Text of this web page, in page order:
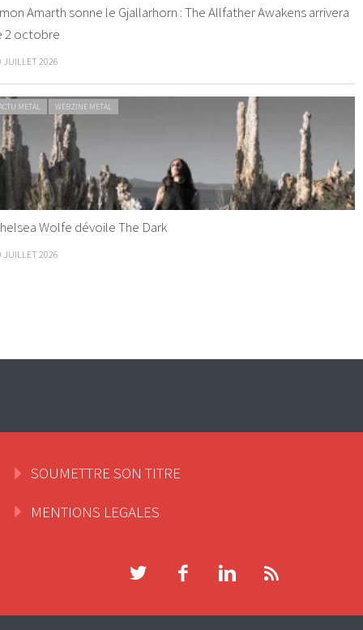
Amarth sonne le Gjallarhorn : The Allfather Awakens arrivera
2 octobre
JUILLET 2026
METAL WEBZINE METAL
Wolfe dévoile The Dark
JUILLET 2026
SOUMETTRE SON TITRE
MENTIONS LEGALES